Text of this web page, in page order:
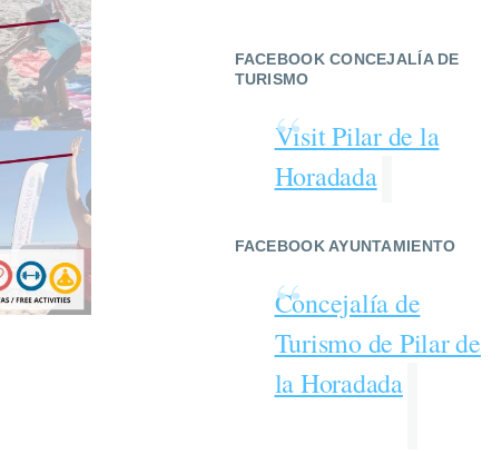
FACEBOOK CONCEJALÍA DE
TURISMO
Visit Pilar de la
Horadada
FACEBOOK AYUNTAMIENTO
Concejalía de
Turismo de Pilar de
la Horadada